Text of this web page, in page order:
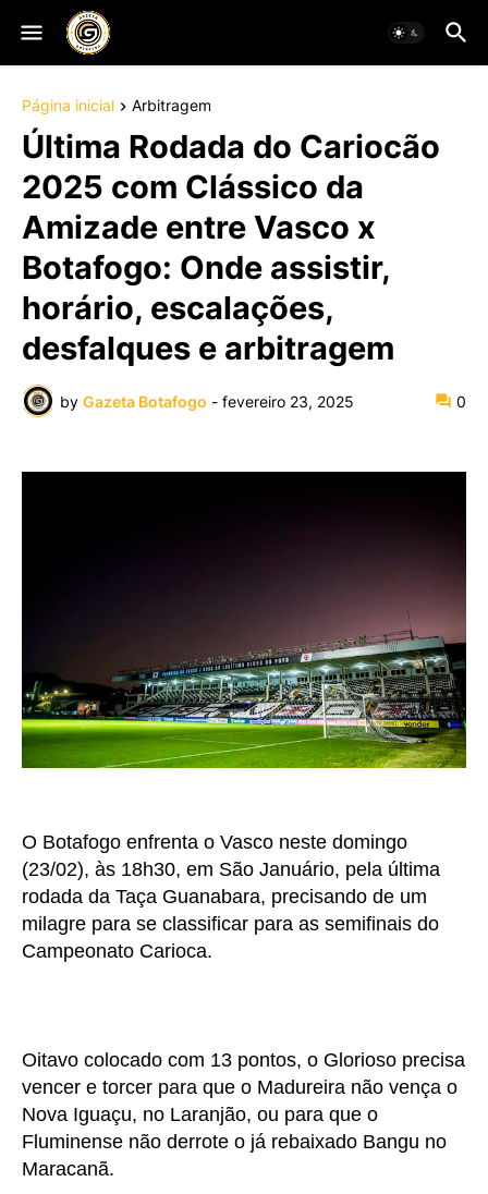
Página inicial Arbitragem
Última Rodada do Cariocão
2025 com Clássico da
Amizade entre Vasco x
Botafogo: Onde assistir,
horário, escalações,
desfalques e arbitragem
by Gazeta Botafogo - fevereiro 23, 2025 0
O Botafogo enfrenta o Vasco neste domingo
(23/02), às 18h30, em São Januário, pela última
rodada da Taça Guanabara, precisando de um
milagre para se classificar para as semifinais do
Campeonato Carioca.
Oitavo colocado com 13 pontos, o Glorioso precisa
vencer e torcer para que o Madureira não vença o
Nova Iguaçu, no Laranjão, ou para que o
Fluminense não derrote o já rebaixado Bangu no
Maracanã.